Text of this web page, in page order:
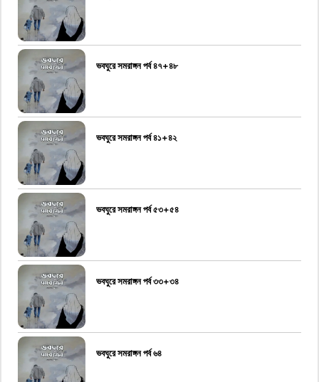
ভবঘুরে সমরাঙ্গন পর্ব ৪৭+৪৮
ভবঘুরে সমরাঙ্গন পর্ব ৪১+৪২
ভবঘুরে সমরাঙ্গন পর্ব ৫৩+৫৪
ভবঘুরে সমরাঙ্গন পর্ব ৩৩+৩৪
ভবঘুরে সমরাঙ্গন পর্ব ৬৪